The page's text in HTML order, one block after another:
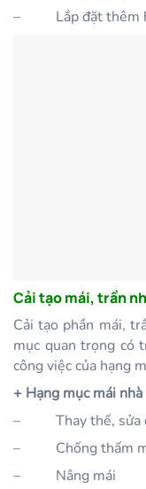
–
Lắp đặt thêm
Cải tạo mái, trần
Cải tạo phần mái,
mục quan trọng có
công việc của hạng
+ Hạng mục mái nhà
–
Thay thế, sửa
–
Chống thấm
–
Nâng mái